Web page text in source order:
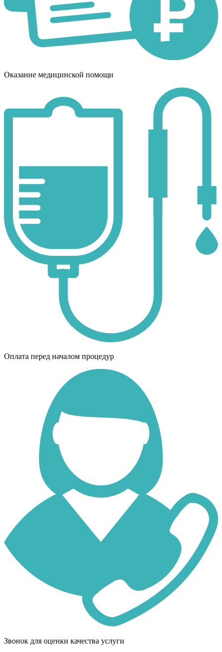
Оказание медицинской помощи
Оплата перед началом процедур
Звонок для оценки качества услуги